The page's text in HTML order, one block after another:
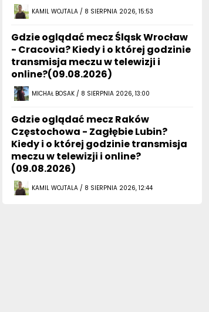
KAMIL WOJTALA / 8 SIERPNIA 2026, 15:53
Gdzie oglądać mecz Śląsk Wrocław
- Cracovia? Kiedy i o której godzinie
transmisja meczu w telewizji i
online?(09.08.2026)
MICHAŁ BOSAK / 8 SIERPNIA 2026, 13:00
Gdzie oglądać mecz Raków
Częstochowa - Zagłębie Lubin?
Kiedy i o której godzinie transmisja
meczu w telewizji i online?
(09.08.2026)
KAMIL WOJTALA / 8 SIERPNIA 2026, 12:44